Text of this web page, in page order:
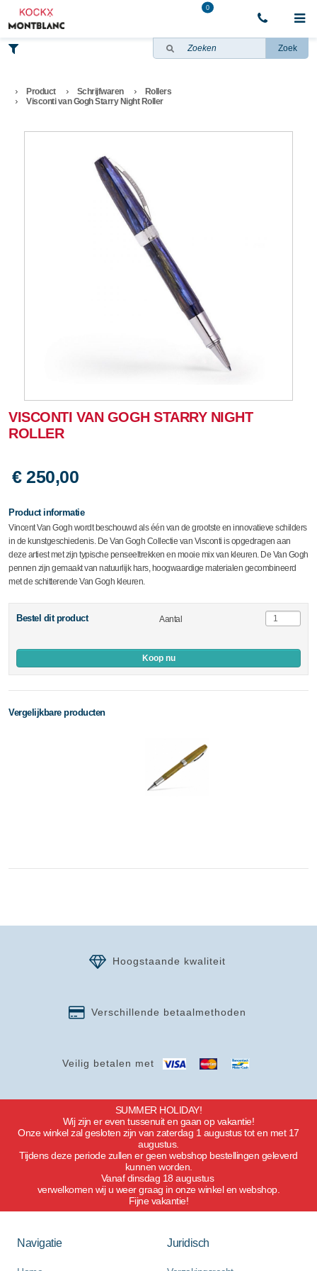
0
Zoek
Product Schrijfwaren
Rollers
Visconti van Gogh Starry Night Roller
VISCONTI VAN GOGH STARRY NIGHT
ROLLER
€ 250,00
Product informatie
Vincent Van Gogh wordt beschouwd als één van de grootste en innovatieve schilders
in de kunstgeschiedenis. De Van Gogh Collectie van Visconti is opgedragen aan
deze artiest met zijn typische penseeltrekken en mooie mix van kleuren. De Van Gogh
pennen zijn gemaakt van natuurlijk hars, hoogwaardige materialen gecombineerd
met de schitterende Van Gogh kleuren.
Bestel dit product Aantal
Koop nu
Vergelijkbare producten
Veilig betalen met
Verschillende betaalmethoden
Hoogstaande kwaliteit
SUMMER HOLIDAY!
Wij zijn er even tussenuit en gaan op vakantie!
Onze winkel zal gesloten zijn van zaterdag 1 augustus tot en met 17
augustus.
Tijdens deze periode zullen er geen webshop bestellingen geleverd
kunnen worden.
Vanaf dinsdag 18 augustus
verwelkomen wij u weer graag in onze winkel en webshop.
Fijne vakantie!
Navigatie Juridisch